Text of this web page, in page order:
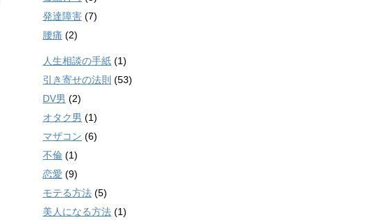
発達障害 (7)
腰痛 (2)
人生相談の手紙 (1)
引き寄せの法則 (53)
DV男 (2)
オタク男 (1)
マザコン (6)
不倫 (1)
恋愛 (9)
モテる方法 (5)
美人になる方法 (1)